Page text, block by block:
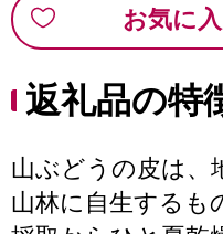
お気に
返礼品の特
山ぶどうの皮は、
山林に自生するも